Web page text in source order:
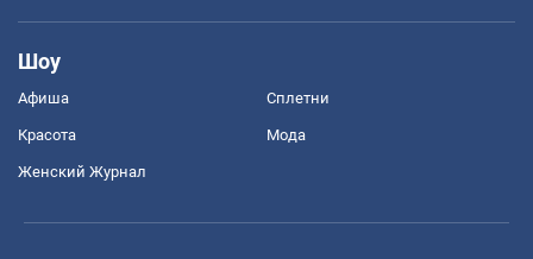
Шоу
Афиша Сплетни
Красота Мода
Женский Журнал